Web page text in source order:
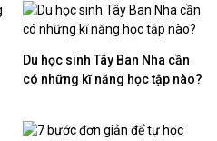
Du học sinh Tây Ban Nha cần
có những kĩ năng học tập nào?